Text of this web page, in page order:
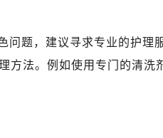
提前预约）
7楼709室（需提前预约）
前预约）
需提前预约）
楼14D（需提前预约）
问题，建议寻求专业的护理
方法。例如使用专门的清洗